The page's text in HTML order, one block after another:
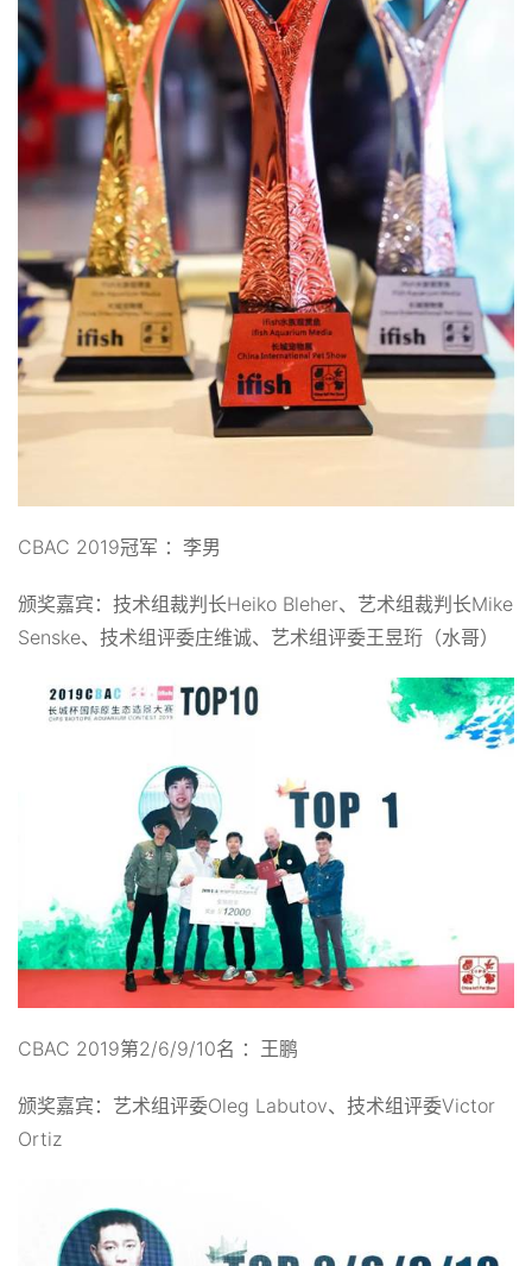
CBAC 2019冠军 ：李男
颁奖嘉宾：技术组裁判长Heiko Bleher、艺术组裁判长Mike
Senske、技术组评委庄维诚、艺术组评委王昱珩（水哥）
CBAC 2019第2/6/9/10名 ：王鹏
颁奖嘉宾：艺术组评委Oleg Labutov、技术组评委Victor
Ortiz